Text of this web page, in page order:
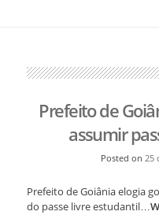
Prefeito de
assumir
Posted on 25
Prefeito de Goiânia elogia
do passe livre estudantil…